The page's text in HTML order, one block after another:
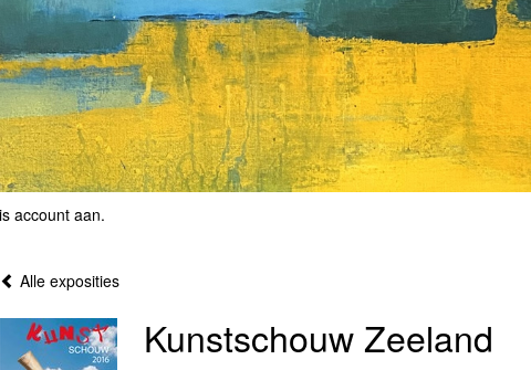
account aan.
Alle exposities
Kunstschouw Zeeland